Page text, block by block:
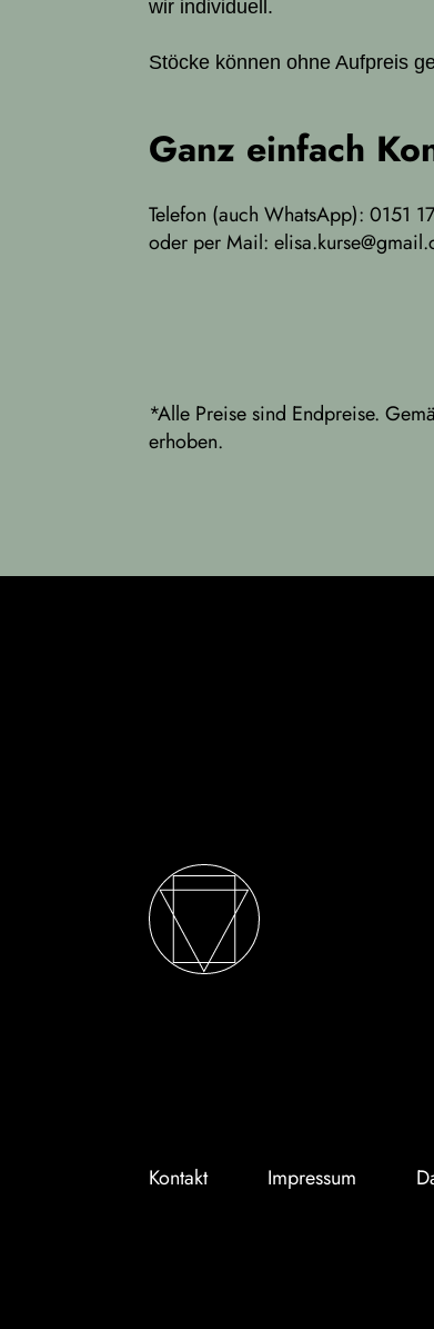
wir individuell.
Stöcke können ohne Aufpreis
Ganz einfach
Telefon (auch WhatsApp): 0151
oder per Mail:
*Alle Preise sind Endpreise.
erhoben.
Kontakt Impressum